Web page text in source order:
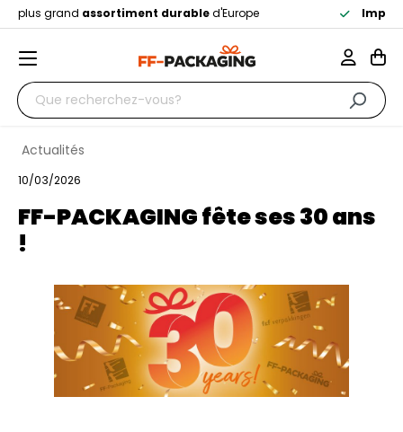
d'Europe Impression chez FF-PACKAGINGaux
Actualités
10/03/2026
FF-PACKAGING fête ses 30 ans
!